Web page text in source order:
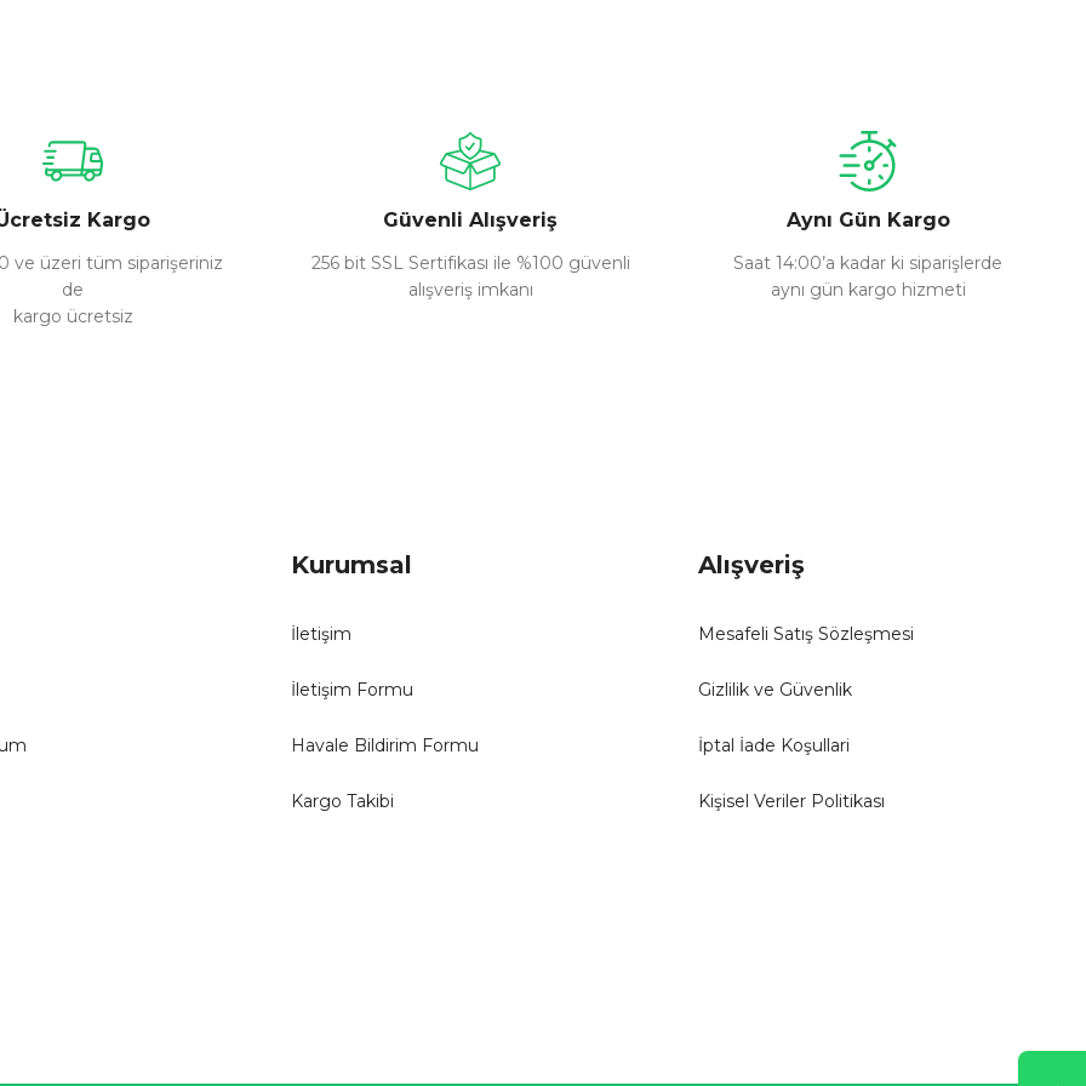
Kargo
ve üzeri tüm siparişeriniz
de
kargo ücretsiz
Güvenli Alışveriş
256 bit SSL Sertifikası ile %100 güvenli
alışveriş imkanı
Aynı Gün Kargo
Saat 14:00’a kadar ki siparişlerde
aynı gün kargo hizmeti
Kurumsal
İletişim
İletişim Formu
Havale Bildirim Formu
Kargo Takibi
Alışveriş
Mesafeli Satış Sözleşmesi
Gizlilik ve Güvenlik
İptal İade Koşullari
Kişisel Veriler Politikası